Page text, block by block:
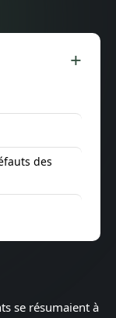
des
se résumaient à